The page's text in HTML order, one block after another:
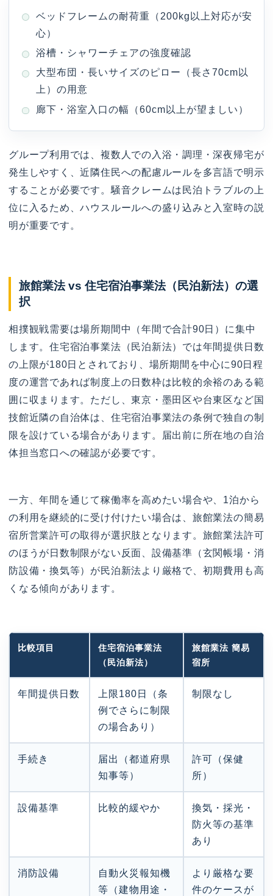
ベッドフレームの耐荷重（200kg以上対応が安
心）
浴槽・シャワーチェアの強度確認
大型布団・長いサイズのピロー（長さ70cm以
上）の用意
廊下・浴室入口の幅（60cm以上が望ましい）
グループ利用では、複数人での入浴・調理・深夜帰宅が
発生しやすく、近隣住民への配慮ルールを多言語で明示
することが必要です。騒音クレームは民泊トラブルの上
位に入るため、ハウスルールへの盛り込みと入室時の説
明が重要です。
旅館業法 vs 住宅宿泊事業法（民泊新法）の選
択
相撲観戦需要は場所期間中（年間で合計90日）に集中
します。住宅宿泊事業法（民泊新法）では年間提供日数
の上限が180日とされており、場所期間を中心に90日程
度の運営であれば制度上の日数枠は比較的余裕のある範
囲に収まります。ただし、東京・墨田区や台東区など国
技館近隣の自治体は、住宅宿泊事業法の条例で独自の制
限を設けている場合があります。届出前に所在地の自治
体担当窓口への確認が必要です。
一方、年間を通じて稼働率を高めたい場合や、1泊から
の利用を継続的に受け付けたい場合は、旅館業法の簡易
宿所営業許可の取得が選択肢となります。旅館業法許可
のほうが日数制限がない反面、設備基準（玄関帳場・消
防設備・換気等）が民泊新法より厳格で、初期費用も高
くなる傾向があります。
比較項目
住宅宿泊事業法
（民泊新法）
旅館業法 簡易
宿所
年間提供日数
上限180日（条
例でさらに制限
の場合あり）
制限なし
手続き
届出（都道府県
知事等）
許可（保健
所）
設備基準 比較的緩やか
換気・採光・
防火等の基準
あり
消防設備
自動火災報知機
等（建物用途・
より厳格な要
件のケースが